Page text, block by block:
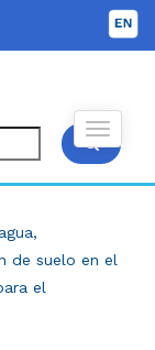
de suelo en el
el